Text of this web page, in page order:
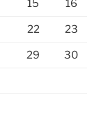
15 16
22 23
29 30